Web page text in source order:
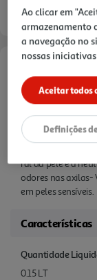
Informações
Um Boost de
prebióticos de
cintilante, oferece
ral da pele e a
odores nas axilas-
em peles sensíveis.
Características
Quantidade
0.15 LT
Ao clicar em
armazenamento
a navegação no
nossas
Aceitar todos
Definições